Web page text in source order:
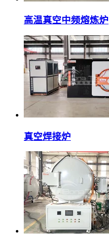
高温真空中频熔炼炉
真空焊接炉